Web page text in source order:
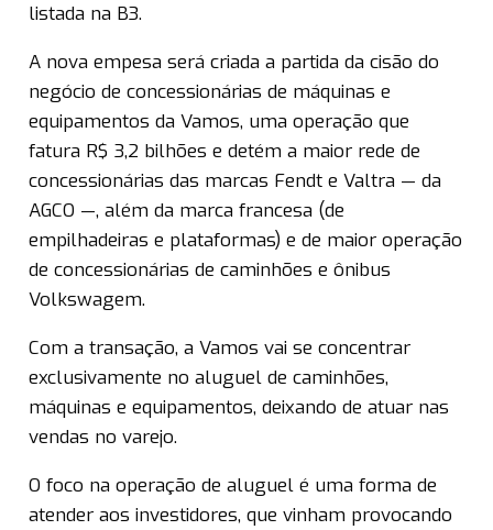
listada na B3.
A nova empesa será criada a partida da cisão do
negócio de concessionárias de máquinas e
equipamentos da Vamos, uma operação que
fatura R$ 3,2 bilhões e detém a maior rede de
concessionárias das marcas Fendt e Valtra — da
AGCO —, além da marca francesa (de
empilhadeiras e plataformas) e de maior operação
de concessionárias de caminhões e ônibus
Volkswagem.
Com a transação, a Vamos vai se concentrar
exclusivamente no aluguel de caminhões,
máquinas e equipamentos, deixando de atuar nas
vendas no varejo.
O foco na operação de aluguel é uma forma de
atender aos investidores, que vinham provocando